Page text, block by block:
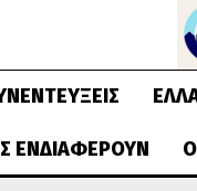
ΕΝΔΙΑΦΈΡΟΥΝ